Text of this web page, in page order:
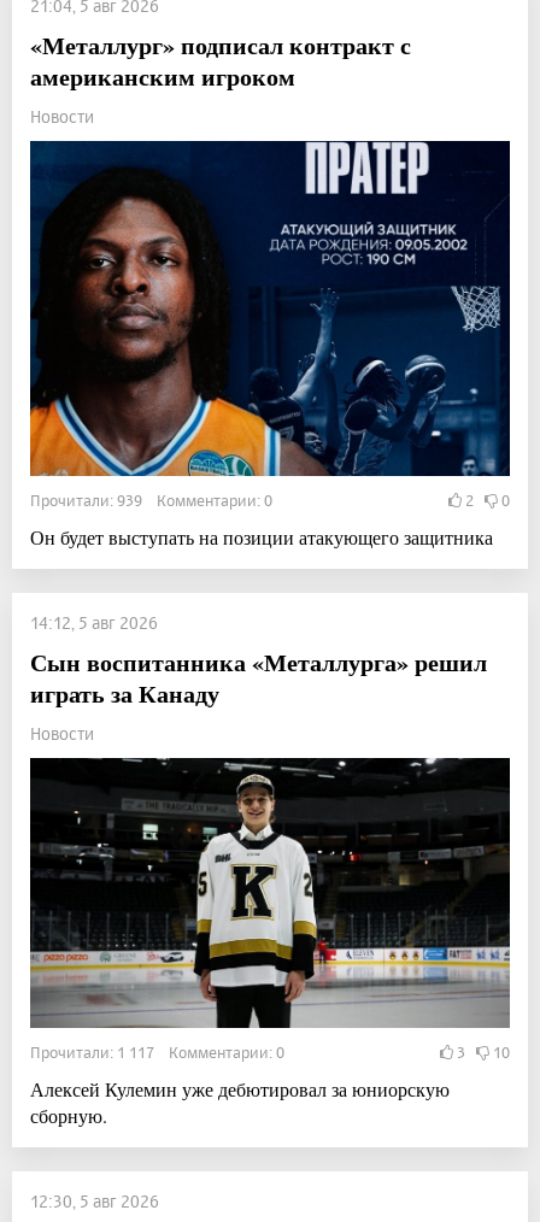
21:04, 5 авг 2026
«Металлург» подписал контракт с
американским игроком
Новости
Прочитали: 939 Комментарии: 0 2 0
Он будет выступать на позиции атакующего защитника
14:12, 5 авг 2026
Сын воспитанника «Металлурга» решил
играть за Канаду
Новости
Прочитали: 1 117 Комментарии: 0 3 10
Алексей Кулемин уже дебютировал за юниорскую
сборную.
12:30, 5 авг 2026